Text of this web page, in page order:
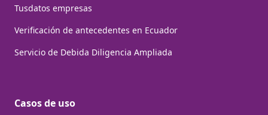
Tusdatos empresas
Verificación de antecedentes en Ecuador
Servicio de Debida Diligencia Ampliada
Casos de uso